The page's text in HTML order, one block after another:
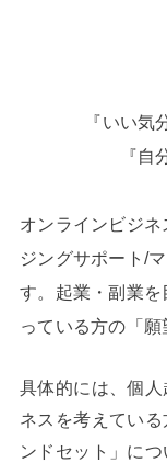
『いい気
『自
オンラインビジ
ジングサポート/
す。起業・副業
っている方の「願
具体的には、個
ネスを考えてい
ンドセット」につ